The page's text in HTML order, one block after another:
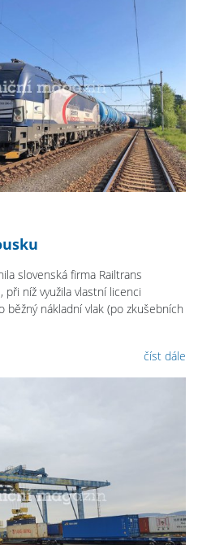
slovenská firma Railtrans
níž využila vlastní licenci
běžný nákladní vlak (po zkušebních
číst dále